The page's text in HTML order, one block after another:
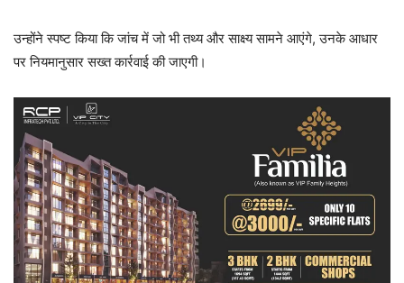
उन्होंने स्पष्ट किया कि जांच में जो भी तथ्य और साक्ष्य सामने आएंगे, उनके आधार
पर नियमानुसार सख्त कार्रवाई की जाएगी।